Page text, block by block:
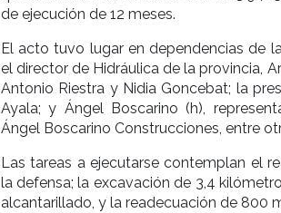
de ejecución de 12 meses.
El acto tuvo lugar en dependencias de
el director de Hidráulica de la provincia,
Antonio Riestra y Nidia Goncebat; la
Ayala; y Ángel Boscarino (h),
Ángel Boscarino Construcciones, entre
Las tareas a ejecutarse contemplan el
la defensa; la excavación de 3,4
alcantarillado, y la readecuación de 800